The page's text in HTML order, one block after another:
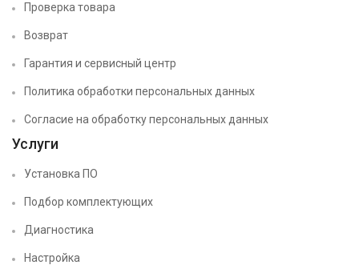
Проверка товара
Возврат
Гарантия и сервисный центр
Политика обработки персональных данных
Согласие на обработку персональных данных
Услуги
Установка ПО
Подбор комплектующих
Диагностика
Настройка